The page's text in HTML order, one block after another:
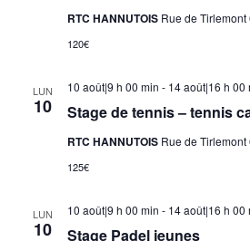
RTC HANNUTOIS Rue de Tirlemont
120€
LUN
10 Stage de tennis – tennis
10 août|9 h 00 min - 14 août|16 h 00
RTC HANNUTOIS Rue de Tirlemont
125€
LUN
10 Stage Padel jeunes
10 août|9 h 00 min - 14 août|16 h 00